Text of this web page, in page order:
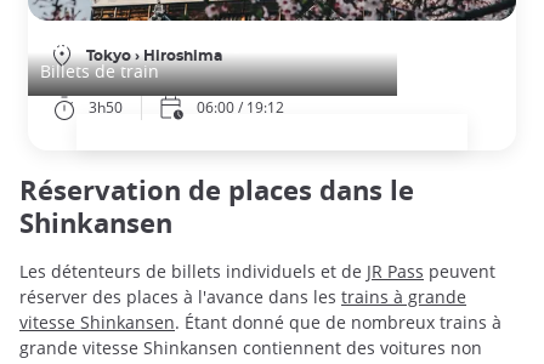
Billets de train de Tokyo à Hiroshima
Billets de train
Tokyo›Hiroshima
3h50 06:00 / 19:12
Réservation de places dans le
Shinkansen
Les détenteurs de billets individuels et de JR Pass peuvent
réserver des places à l'avance dans les trains à grande
vitesse Shinkansen. Étant donné que de nombreux trains à
grande vitesse Shinkansen contiennent des voitures non